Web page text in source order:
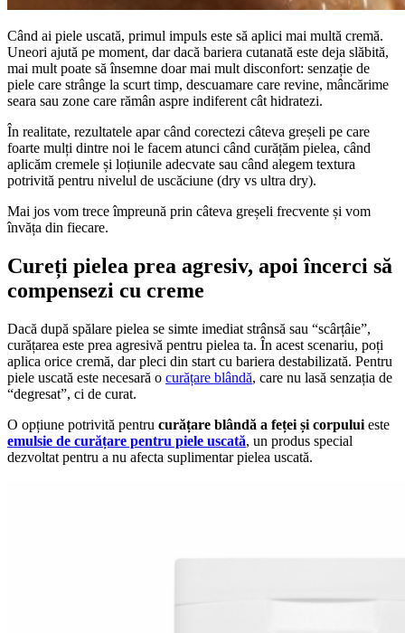
Când ai piele uscată, primul impuls este să aplici mai multă cremă.
Uneori ajută pe moment, dar dacă bariera cutanată este deja slăbită,
mai mult poate să însemne doar mai mult disconfort: senzație de
piele care strânge la scurt timp, descuamare care revine, mâncărime
seara sau zone care rămân aspre indiferent cât hidratezi.
În realitate, rezultatele apar când corectezi câteva greșeli pe care
foarte mulți dintre noi le facem atunci când curățăm pielea, când
aplicăm cremele și loțiunile adecvate sau când alegem textura
potrivită pentru nivelul de uscăciune (dry vs ultra dry).
Mai jos vom trece împreună prin câteva greșeli frecvente și vom
învăța din fiecare.
Cureți pielea prea agresiv, apoi încerci să
compensezi cu creme
Dacă după spălare pielea se simte imediat strânsă sau “scârțâie”,
curățarea este prea agresivă pentru pielea ta. În acest scenariu, poți
aplica orice cremă, dar pleci din start cu bariera destabilizată. Pentru
piele uscată este necesară o curățare blândă, care nu lasă senzația de
“degresat”, ci de curat.
O opțiune potrivită pentru curățare blândă a feței și corpului este
emulsie de curățare pentru piele uscată, un produs special
dezvoltat pentru a nu afecta suplimentar pielea uscată.